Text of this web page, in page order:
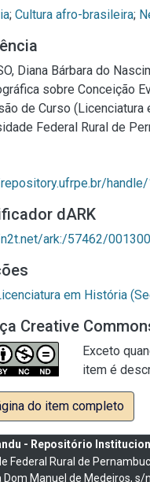
; Cultura afro-brasileira;
Diana Bárbara do
sobre Conceição
de Curso
Federal Rural de
dARK
ark:/57462/
em História
Creative
Exceto
item é
do item completo
- Repositório
Federal Rural de
Dom Manuel de Medeiros, s/